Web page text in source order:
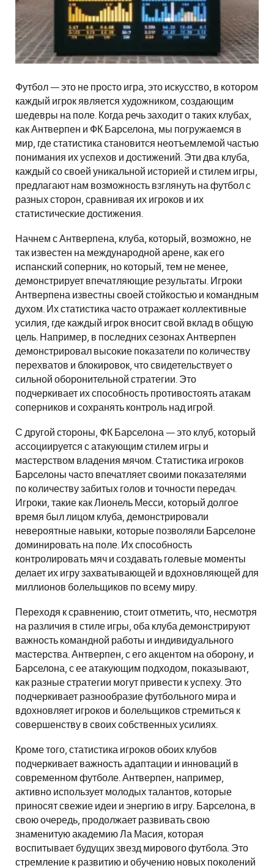
Футбол — это не просто игра, это искусство, в котором
каждый игрок является художником, создающим
шедевры на поле. Когда речь заходит о таких клубах,
как Антверпен и ФК Барселона, мы погружаемся в
мир, где статистика становится неотъемлемой частью
понимания их успехов и достижений. Эти два клуба,
каждый со своей уникальной историей и стилем игры,
предлагают нам возможность взглянуть на футбол с
разных сторон, сравнивая их игроков и их
статистические достижения.
Начнем с Антверпена, клуба, который, возможно, не
так известен на международной арене, как его
испанский соперник, но который, тем не менее,
демонстрирует впечатляющие результаты. Игроки
Антверпена известны своей стойкостью и командным
духом. Их статистика часто отражает коллективные
усилия, где каждый игрок вносит свой вклад в общую
цель. Например, в последних сезонах Антверпен
демонстрировал высокие показатели по количеству
перехватов и блокировок, что свидетельствует о
сильной оборонительной стратегии. Это
подчеркивает их способность противостоять атакам
соперников и сохранять контроль над игрой.
С другой стороны, ФК Барселона — это клуб, который
ассоциируется с атакующим стилем игры и
мастерством владения мячом. Статистика игроков
Барселоны часто впечатляет своими показателями
по количеству забитых голов и точности передач.
Игроки, такие как Лионель Месси, который долгое
время был лицом клуба, демонстрировали
невероятные навыки, которые позволяли Барселоне
доминировать на поле. Их способность
контролировать мяч и создавать голевые моменты
делает их игру захватывающей и вдохновляющей для
миллионов болельщиков по всему миру.
Переходя к сравнению, стоит отметить, что, несмотря
на различия в стиле игры, оба клуба демонстрируют
важность командной работы и индивидуального
мастерства. Антверпен, с его акцентом на оборону, и
Барселона, с ее атакующим подходом, показывают,
как разные стратегии могут привести к успеху. Это
подчеркивает разнообразие футбольного мира и
вдохновляет игроков и болельщиков стремиться к
совершенству в своих собственных усилиях.
Кроме того, статистика игроков обоих клубов
подчеркивает важность адаптации и инноваций в
современном футболе. Антверпен, например,
активно использует молодых талантов, которые
приносят свежие идеи и энергию в игру. Барселона, в
свою очередь, продолжает развивать свою
знаменитую академию Ла Масия, которая
воспитывает будущих звезд мирового футбола. Это
стремление к развитию и обучению новых поколений